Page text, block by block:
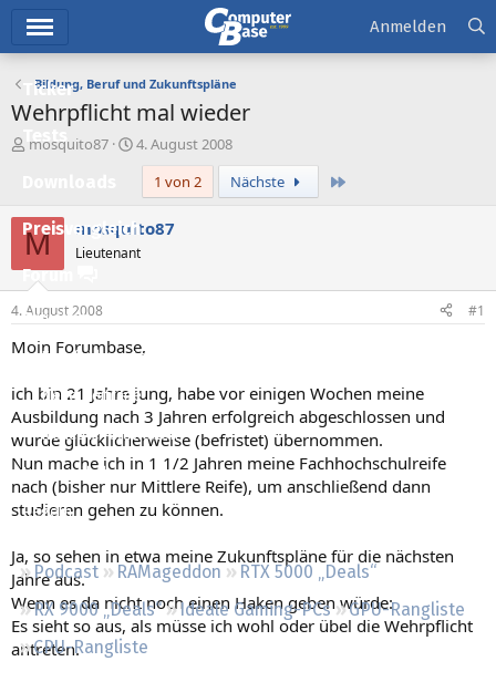
Ticker
Preisvergleich
Forum
Aktuelles
Empfohlene Inhalte
Neue Beiträge
Neueste Aktivitäten
Leserartikel
Regeln
Podcast RAMageddon
RTX 5000 „Deals“
RX 9000 „Deals“
Ideale Gaming-PCs
GPU-Rangliste
CPU-Rangliste
Anmelden
Bildung, Beruf und Zukunftspläne
Wehrpflicht mal wieder
E
e
l
e
r
mosquito87
E
e
l
m
4. August 2008
1 von 2
Nächste
M mosquito87
Lieutenant
4. August 2008 #1
Moin Forumbase,
ich bin 21 Jahre jung, habe vor einigen Wochen meine
Ausbildung nach 3 Jahren erfolgreich abgeschlossen und
wurde glücklicherweise (befristet) übernommen.
Nun mache ich in 1 1/2 Jahren meine Fachhochschulreife
nach (bisher nur Mittlere Reife), um anschließend dann
studieren gehen zu können.
Ja, so sehen in etwa meine Zukunftspläne für die nächsten
Jahre aus.
Wenn es da nicht noch einen Haken geben würde:
Es sieht so aus, als müsse ich wohl oder übel die Wehrpflicht
antreten.